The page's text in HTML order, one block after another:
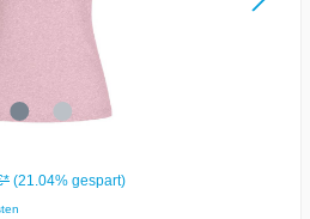
(21.04% gespart)